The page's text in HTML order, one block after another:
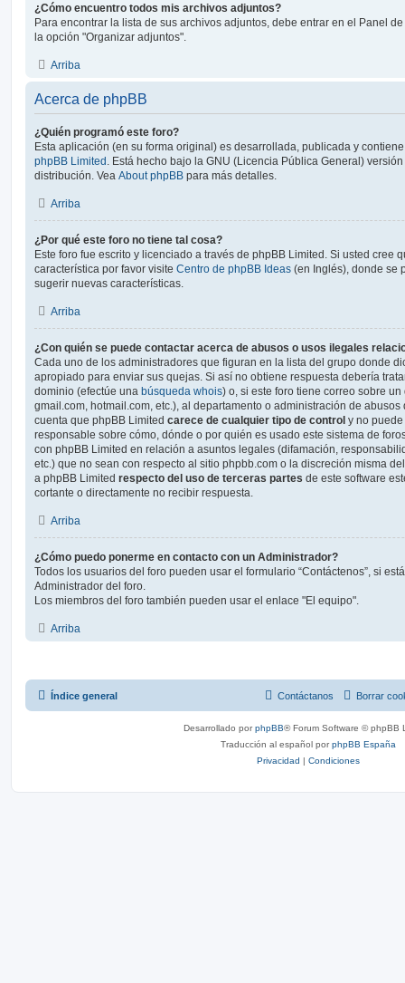
¿Cómo encuentro todos mis archivos adjuntos?
Para encontrar la lista de sus archivos adjuntos, debe entrar en el Panel
la opción "Organizar adjuntos".
Arriba
Acerca de phpBB
¿Quién programó este foro?
Esta aplicación (en su forma original) es desarrollada, publicada y
phpBB Limited . Está hecho bajo la GNU (Licencia Pública General)
distribución. Vea About phpBB para más detalles.
Arriba
¿Por qué este foro no tiene tal cosa?
Este foro fue escrito y licenciado a través de phpBB Limited. Si usted cree
característica por favor visite Centro de phpBB Ideas (en Inglés), donde se
sugerir nuevas características.
Arriba
¿Con quién se puede contactar acerca de abusos o usos ilegales
Cada uno de los administradores que figuran en la lista del grupo donde
apropiado para enviar sus quejas. Si así no obtiene respuesta debería
dominio (efectúe una búsqueda whois) o, si este foro tiene correo sobre
gmail.com, hotmail.com, etc.), al departamento o administración de
cuenta que phpBB Limited carece de cualquier tipo de control y no
responsable sobre cómo, dónde o por quién es usado este sistema de
con phpBB Limited en relación a asuntos legales (difamación,
etc.) que no sean con respecto al sitio phpbb.com o la discreción misma
a phpBB Limited respecto del uso de terceras partes de este software
cortante o directamente no recibir respuesta.
Arriba
¿Cómo puedo ponerme en contacto con un Administrador?
Todos los usuarios del foro pueden usar el formulario “Contáctenos”, si
Administrador del foro.
Los miembros del foro también pueden usar el enlace "El equipo".
Arriba
Índice general Borrar
Contáctanos
Desarrollado porphpBB® Forum Software © phpBB
Traducción al español porphpBB España
Privacidad | Condiciones